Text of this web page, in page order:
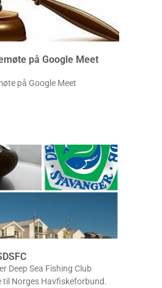
på Google Meet
på Google Meet
Deep Sea Fishing Club
til Norges Havfiskeforbund.